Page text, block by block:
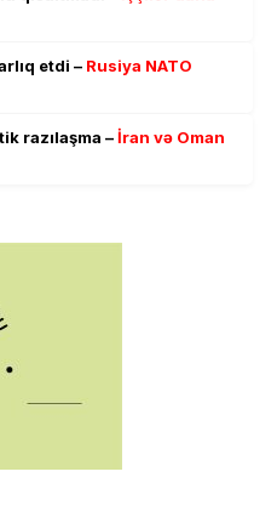
etdi – Rusiya NATO
razılaşma –İran və Oman